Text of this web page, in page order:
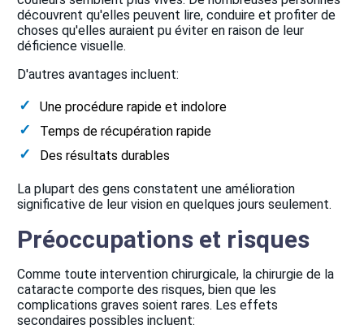
découvrent qu'elles peuvent lire, conduire et profiter de
choses qu'elles auraient pu éviter en raison de leur
déficience visuelle.
D'autres avantages incluent:
Une procédure rapide et indolore
Temps de récupération rapide
Des résultats durables
La plupart des gens constatent une amélioration
significative de leur vision en quelques jours seulement.
Préoccupations et risques
Comme toute intervention chirurgicale, la chirurgie de la
cataracte comporte des risques, bien que les
complications graves soient rares. Les effets
secondaires possibles incluent: